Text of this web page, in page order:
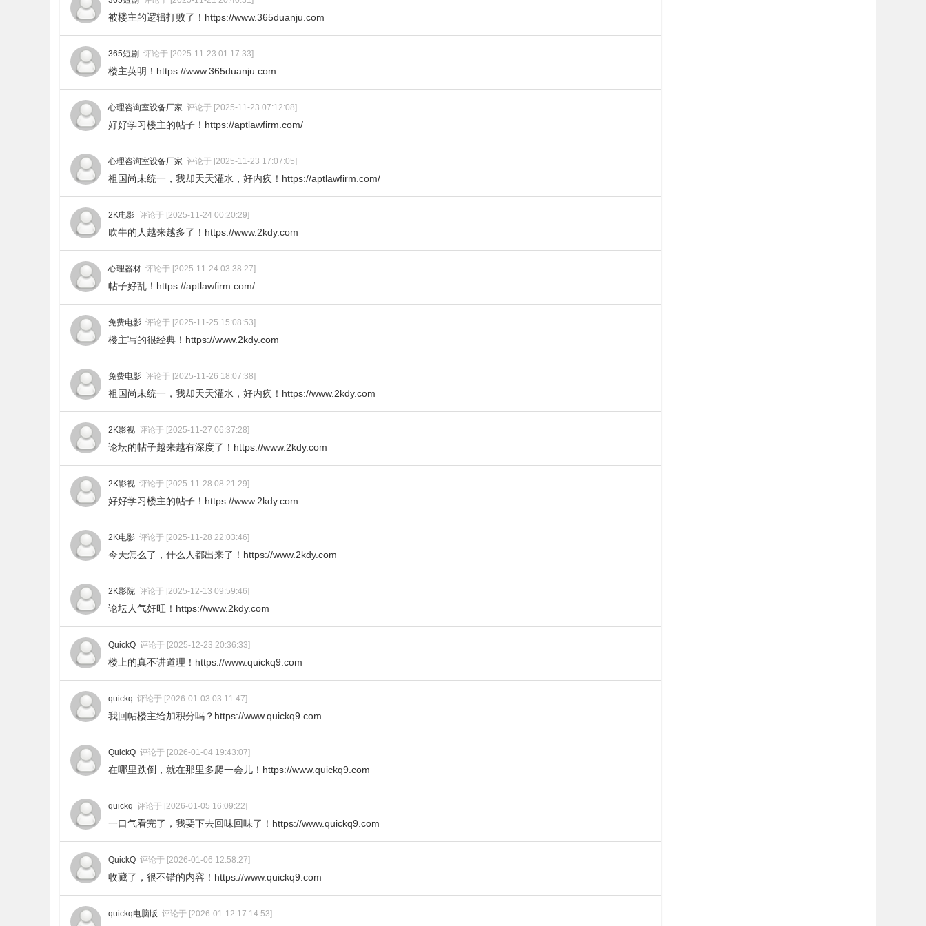
被楼主的逻辑打败了！https://www.365duanju.com
365短剧 评论于 [2025-11-23 01:17:33]
楼主英明！https://www.365duanju.com
心理咨询室设备厂家 评论于 [2025-11-23 07:12:08]
好好学习楼主的帖子！https://aptlawfirm.com/
心理咨询室设备厂家 评论于 [2025-11-23 17:07:05]
祖国尚未统一，我却天天灌水，好内疚！https://aptlawfirm.com/
2K电影 评论于 [2025-11-24 00:20:29]
吹牛的人越来越多了！https://www.2kdy.com
心理器材 评论于 [2025-11-24 03:38:27]
帖子好乱！https://aptlawfirm.com/
免费电影 评论于 [2025-11-25 15:08:53]
楼主写的很经典！https://www.2kdy.com
免费电影 评论于 [2025-11-26 18:07:38]
祖国尚未统一，我却天天灌水，好内疚！https://www.2kdy.com
2K影视 评论于 [2025-11-27 06:37:28]
论坛的帖子越来越有深度了！https://www.2kdy.com
2K影视 评论于 [2025-11-28 08:21:29]
好好学习楼主的帖子！https://www.2kdy.com
2K电影 评论于 [2025-11-28 22:03:46]
今天怎么了，什么人都出来了！https://www.2kdy.com
2K影院 评论于 [2025-12-13 09:59:46]
论坛人气好旺！https://www.2kdy.com
QuickQ 评论于 [2025-12-23 20:36:33]
楼上的真不讲道理！https://www.quickq9.com
quickq 评论于 [2026-01-03 03:11:47]
我回帖楼主给加积分吗？https://www.quickq9.com
QuickQ 评论于 [2026-01-04 19:43:07]
在哪里跌倒，就在那里多爬一会儿！https://www.quickq9.com
quickq 评论于 [2026-01-05 16:09:22]
一口气看完了，我要下去回味回味了！https://www.quickq9.com
QuickQ 评论于 [2026-01-06 12:58:27]
收藏了，很不错的内容！https://www.quickq9.com
quickq电脑版 评论于 [2026-01-12 17:14:53]